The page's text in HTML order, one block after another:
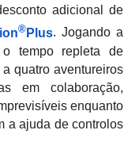
adicional de
®Plus. Jogando a
tempo repleta de
quatro aventureiros
em colaboração,
enquanto
a ajuda de controlos